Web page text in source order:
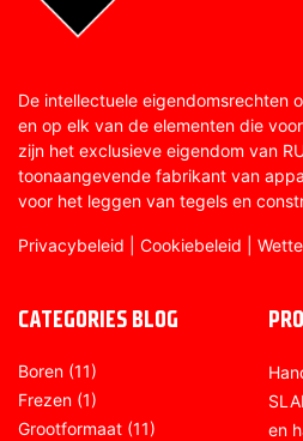
De intellectuele eigendomsrechten
en op elk van de elementen die
zijn het exclusieve eigendom van
toonaangevende fabrikant van
voor het leggen van tegels en
Privacybeleid Cookiebeleid
CATEGORIES BLOG
Boren (11)
Frezen (1)
Grootformaat (11)
en